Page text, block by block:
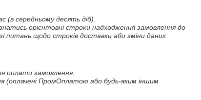
(в середньому десять діб).
орієнтовні строки надходження замовлення до
питань щодо строків доставки або зміни даних
оплати замовлення.
(оплачені ПромОплатою або будь-яким іншим